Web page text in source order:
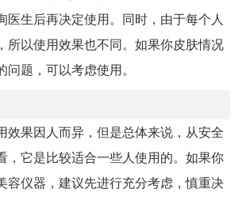
医生后再决定使用。同时，由于每个人
所以使用效果也不同。如果你皮肤情况
题，可以考虑使用。
效果因人而异，但是总体来说，从安全
，它是比较适合一些人使用的。如果你
容仪器，建议先进行充分考虑，慎重决